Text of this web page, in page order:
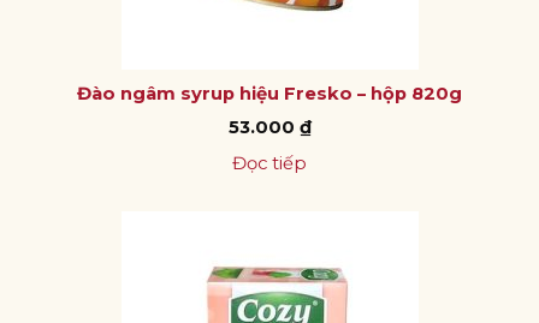
Đào ngâm syrup hiệu Fresko – hộp 820g
53.000 ₫
Đọc tiếp